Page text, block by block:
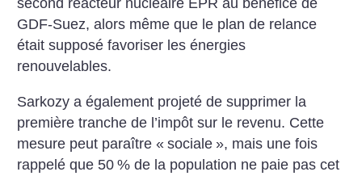
second réacteur nucléaire EPR au bénéfice de
GDF-Suez, alors même que le plan de relance
était supposé favoriser les énergies
renouvelables.
Sarkozy a également projeté de supprimer la
première tranche de l’impôt sur le revenu. Cette
mesure peut paraître « sociale », mais une fois
rappelé que 50 % de la population ne paie pas cet